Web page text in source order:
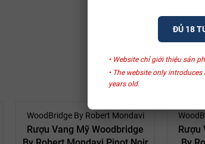
ĐỦ 18
• Website chỉ giới thiệu sản
• The website only
years old.
SẢN
- 9%
WoodBridge By Robert Mondavi
Rượu Vang Mỹ Woodbridge
Rượu